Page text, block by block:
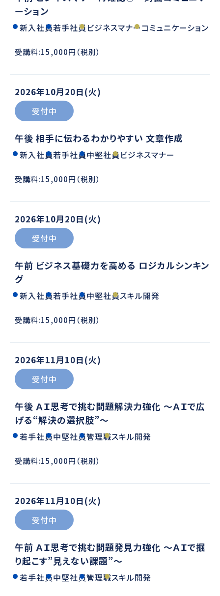
ーション
新入社員若手社員 ビジネスマナーコミュニケーション
受講料:15,000円（税別）
2026年10月20日(火)
受付中
午後 相手に伝わるわかりやすい 文章作成
新入社員若手社員中堅社員 ビジネスマナー
受講料:15,000円（税別）
2026年10月20日(火)
受付中
午前 ビジネス基礎力を高める ロジカルシンキン
グ
新入社員若手社員中堅社員スキル開発
受講料:15,000円（税別）
2026年11月10日(火)
受付中
午後 ＡＩ思考で挑む問題解決力強化 ～ＡＩで広
げる“解決の選択肢”～
若手社員中堅社員管理職スキル開発
受講料:15,000円（税別）
2026年11月10日(火)
受付中
午前 ＡＩ思考で挑む問題発見力強化 ～ＡＩで掘
り起こす”見えない課題”～
若手社員中堅社員管理職スキル開発